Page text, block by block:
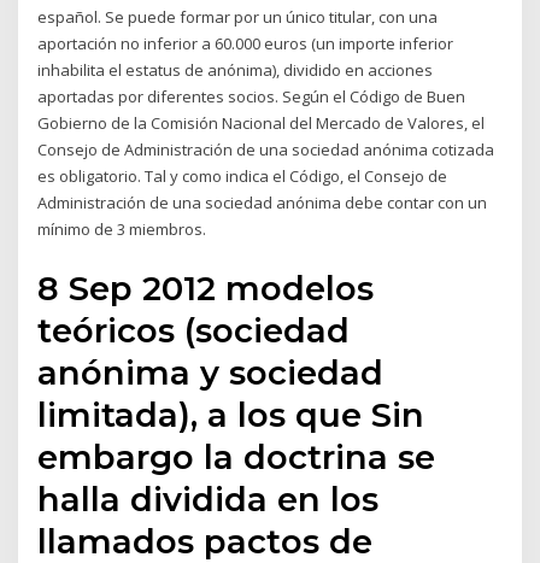
español. Se puede formar por un único titular, con una
aportación no inferior a 60.000 euros (un importe inferior
inhabilita el estatus de anónima), dividido en acciones
aportadas por diferentes socios. Según el Código de Buen
Gobierno de la Comisión Nacional del Mercado de Valores, el
Consejo de Administración de una sociedad anónima cotizada
es obligatorio. Tal y como indica el Código, el Consejo de
Administración de una sociedad anónima debe contar con un
mínimo de 3 miembros.
8 Sep 2012 modelos
teóricos (sociedad
anónima y sociedad
limitada), a los que Sin
embargo la doctrina se
halla dividida en los
llamados pactos de